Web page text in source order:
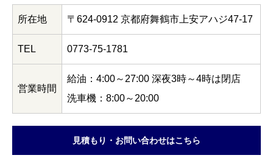
所在地 〒624-0912 京都府舞鶴市上安アハジ47-17
TEL 0773-75-1781
営業時間
給油：4:00～27:00 深夜3時～4時は閉店
洗車機：8:00～20:00
見積もり・お問い合わせはこちら